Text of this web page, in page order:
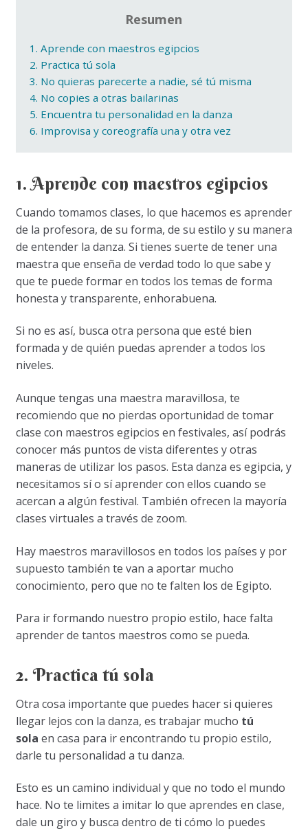
Resumen
1. Aprende con maestros egipcios
2. Practica tú sola
3. No quieras parecerte a nadie, sé tú misma
4. No copies a otras bailarinas
5. Encuentra tu personalidad en la danza
6. Improvisa y coreografía una y otra vez
1. Aprende con maestros egipcios
Cuando tomamos clases, lo que hacemos es aprender
de la profesora, de su forma, de su estilo y su manera
de entender la danza. Si tienes suerte de tener una
maestra que enseña de verdad todo lo que sabe y
que te puede formar en todos los temas de forma
honesta y transparente, enhorabuena.
Si no es así, busca otra persona que esté bien
formada y de quién puedas aprender a todos los
niveles.
Aunque tengas una maestra maravillosa, te
recomiendo que no pierdas oportunidad de tomar
clase con maestros egipcios en festivales, así podrás
conocer más puntos de vista diferentes y otras
maneras de utilizar los pasos. Esta danza es egipcia, y
necesitamos sí o sí aprender con ellos cuando se
acercan a algún festival. También ofrecen la mayoría
clases virtuales a través de zoom.
Hay maestros maravillosos en todos los países y por
supuesto también te van a aportar mucho
conocimiento, pero que no te falten los de Egipto.
Para ir formando nuestro propio estilo, hace falta
aprender de tantos maestros como se pueda.
2. Practica tú sola
Otra cosa importante que puedes hacer si quieres
llegar lejos con la danza, es trabajar mucho tú
sola en casa para ir encontrando tu propio estilo,
darle tu personalidad a tu danza.
Esto es un camino individual y que no todo el mundo
hace. No te limites a imitar lo que aprendes en clase,
dale un giro y busca dentro de ti cómo lo puedes